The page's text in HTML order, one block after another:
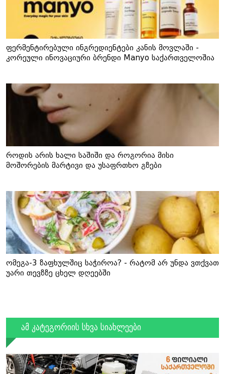
ფერმენტირებული ინგრედიენტები კანის მოვლაში -
კორეული ინოვაციური ბრენდი Manyo საქართველოშია
როდის არის ხალი საშიში და როგორია მისი
მოშორების მარტივი და უსაფრთხო გზები
ომეგა-3 ზაფხულშიც საჭიროა? - რატომ არ უნდა ვთქვათ
უარი თევზზე ცხელ დღეებში
ამ კატეგორიის სხვა სიახლეები